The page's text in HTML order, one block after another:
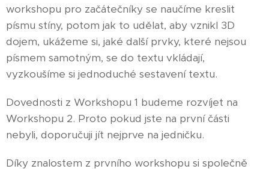
workshopu pro začátečníky se naučíme kreslit
písmu stíny, potom jak to udělat, aby vznikl 3D
dojem, ukážeme si, jaké další prvky, které nejsou
písmem samotným, se do textu vkládají,
vyzkoušíme si jednoduché sestavení textu.
Dovednosti z Workshopu 1 budeme rozvíjet na
Workshopu 2. Proto pokud jste na první části
nebyli, doporučuji jít nejprve na jedničku.
Díky znalostem z prvního workshopu si společně